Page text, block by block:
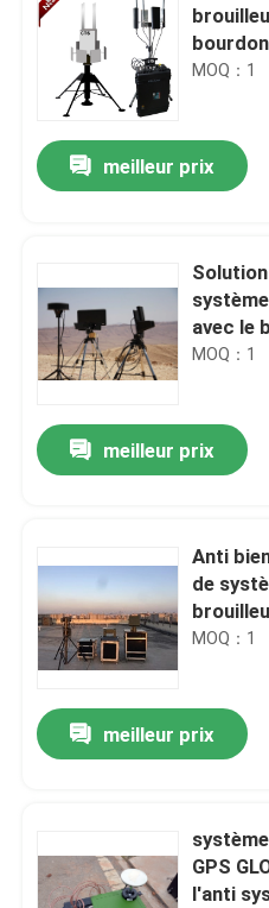
Maison
MOQ：1
meilleur prix
avec le
radar
MOQ：1
meilleur prix
Anti
de
de
MOQ：1
meilleur prix
GPS
l'anti